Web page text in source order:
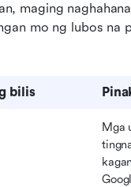
maging
mo ng lubos na
bilis
Mga